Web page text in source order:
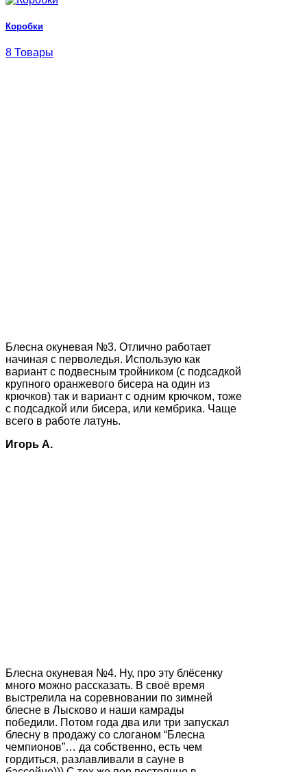
Коробки
8 Товары
Блесна окуневая №3. Отлично работает
начиная с перволедья. Использую как
вариант с подвесным тройником (с подсадкой
крупного оранжевого бисера на один из
крючков) так и вариант с одним крючком, тоже
с подсадкой или бисера, или кембрика. Чаще
всего в работе латунь.
Игорь А.
Блесна окуневая №4. Ну, про эту блёсенку
много можно рассказать. В своё время
выстрелила на соревновании по зимней
блесне в Лысково и наши камрады
победили. Потом года два или три запускал
блесну в продажу со слоганом “Блесна
чемпионов”… да собственно, есть чем
гордиться, разлавливали в сауне в